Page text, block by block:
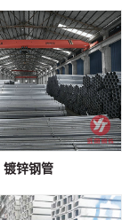
镀锌钢管